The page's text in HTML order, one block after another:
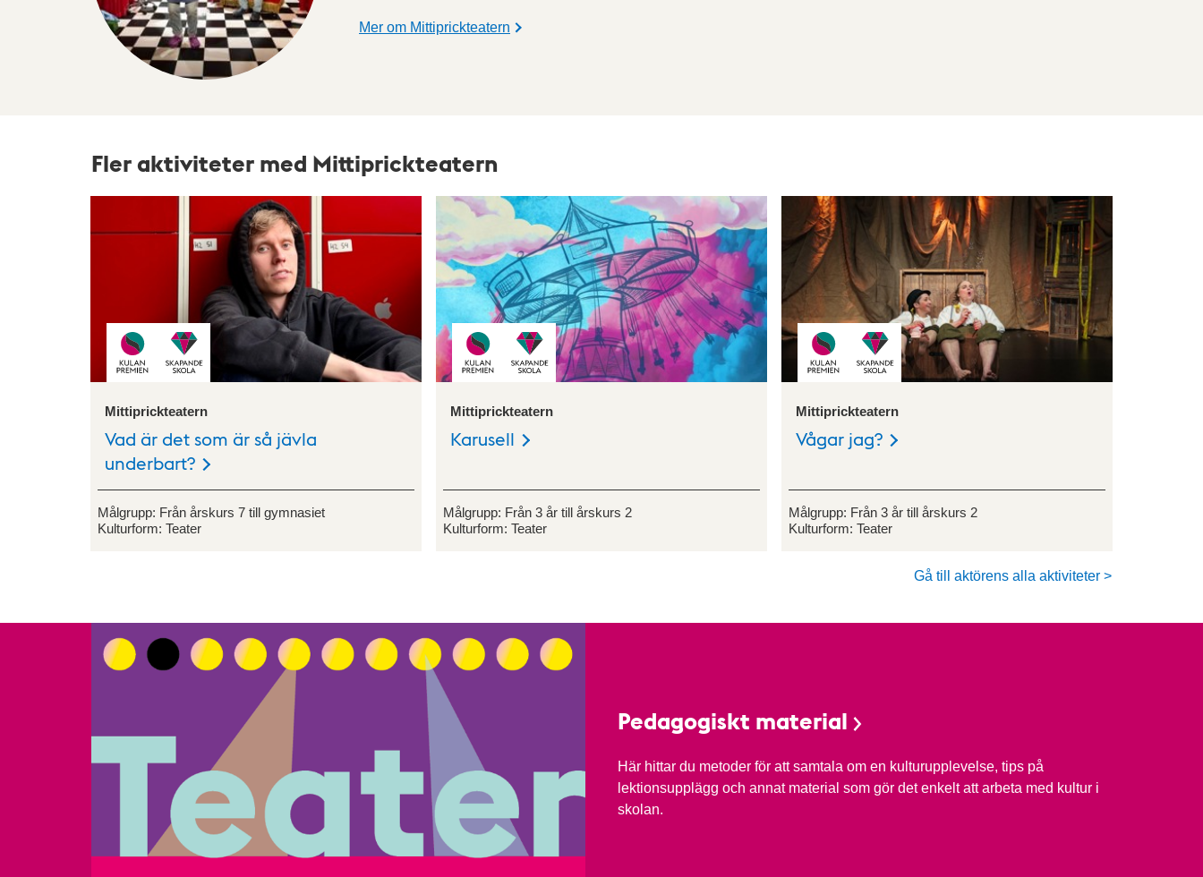
Mer om Mittiprickteatern
Fler aktiviteter med Mittiprickteatern
Mittiprickteatern
Vad är det som är så jävla
underbart?
Målgrupp: Från årskurs 7 till gymnasiet
Kulturform: Teater
Mittiprickteatern
Karusell
Målgrupp: Från 3 år till årskurs 2
Kulturform: Teater
Mittiprickteatern
Vågar jag?
Målgrupp: Från 3 år till årskurs 2
Kulturform: Teater
Gå till aktörens alla aktiviteter >
Pedagogiskt material
Här hittar du metoder för att samtala om en kulturupplevelse, tips på
lektionsupplägg och annat material som gör det enkelt att arbeta med kultur i
skolan.